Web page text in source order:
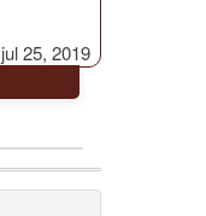
jul 25, 2019